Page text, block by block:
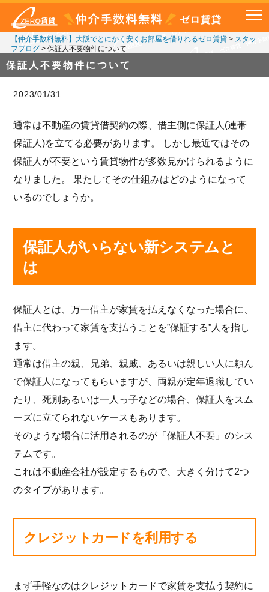
【仲介手数料無料】大阪でとにかく安くお部屋を借りれるゼロ賃貸> スタッ
フブログ> 保証人不要物件について
保証人不要物件について
2023/01/31
通常は不動産の賃貸借契約の際、借主側に保証人(連帯
保証人)を立てる必要があります。 しかし最近ではその
保証人が不要という賃貸物件が多数見かけられるように
なりました。 果たしてその仕組みはどのようになって
いるのでしょうか。
保証人がいらない新システムと
は
保証人とは、万一借主が家賃を払えなくなった場合に、
借主に代わって家賃を支払うことを”保証する”人を指し
ます。
通常は借主の親、兄弟、親戚、あるいは親しい人に頼ん
で保証人になってもらいますが、両親が定年退職してい
たり、死別あるいは一人っ子などの場合、保証人をスム
ーズに立てられないケースもあります。
そのような場合に活用されるのが「保証人不要」のシス
テムです。
これは不動産会社が設定するもので、大きく分けて2つ
のタイプがあります。
クレジットカードを利用する
まず手軽なのはクレジットカードで家賃を支払う契約に